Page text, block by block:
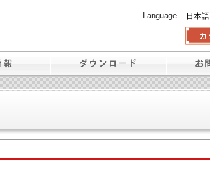
Language